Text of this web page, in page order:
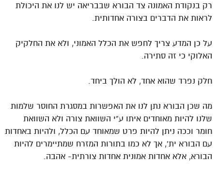
רק בנקודת האמונה צד הבורא שבבריאה יש לנו את היכולת
לראות את הדברים בצורה אחדותית.
על כן המדע צריך לחפש את הכלל האמוני, ולא את החלקיק
האלוקי כי זה סתירה.
חלק נפרד שהוא אחד, לא הולך ביחד.
מה שכן הבורא נתן לנו את האפשרות במסגרת החוסר שלמות
שלנו להיות מאוחדים איתו ע”י השוואת צורה ולא השוואת
חומר וככה ניתן להיות פרט שמאוחד עם הכלל, ולהיות באחדות
עם הבורא ית’, אך לא כמו בתורות המזרח שמתיימרים להיות
הבורא, אלא אחדות אמונית אחדות צורתית- אהבה.